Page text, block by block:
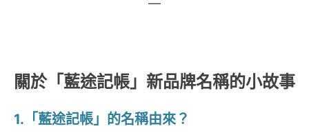
—
關於「藍途記帳」新品牌名稱的小故事
1.「藍途記帳」的名稱由來？